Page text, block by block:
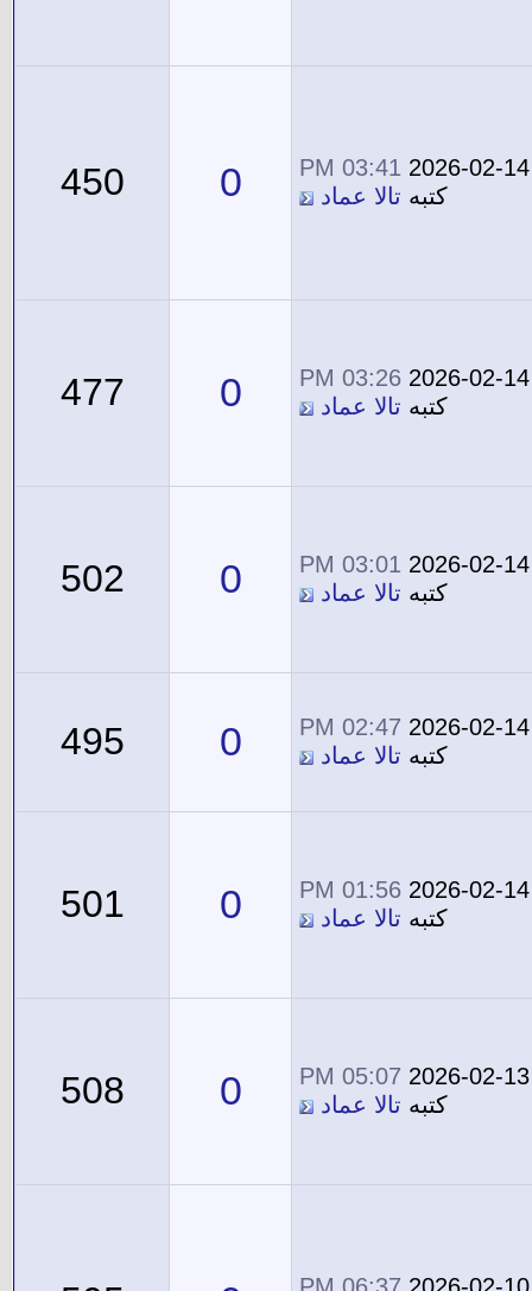
2026-02-14
03:41 PM
كتبه تالا عماد 0
450
2026-02-14
03:26 PM
كتبه تالا عماد 0
477
2026-02-14
03:01 PM
كتبه تالا عماد 0
502
2026-02-14
02:47 PM
كتبه تالا عماد 0
495
2026-02-14
01:56 PM
كتبه تالا عماد 0
501
2026-02-13
05:07 PM
كتبه تالا عماد 0
508